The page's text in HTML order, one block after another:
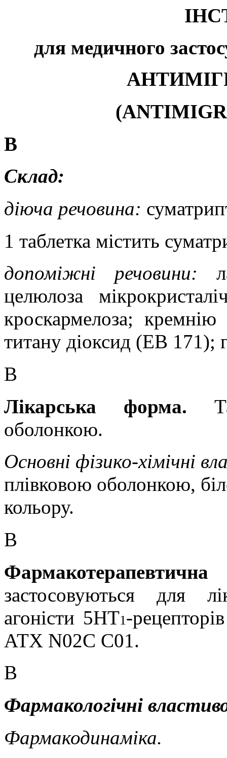
для медичного
(А
В
Склад:
діюча речовина:
1 таблетка містить
допоміжні речовини:
целюлоза
кроскармелоза; кремнію
титану діоксид (ЕВ 171);
В
Лікарська форма.
оболонкою.
Основні фізико-хімічні
плівковою оболонкою,
кольору.
В
застосовуються для
агоністи 5НТ1 -
АТХ N02C C01.
В
Фармакологічні
Фармакодинаміка.